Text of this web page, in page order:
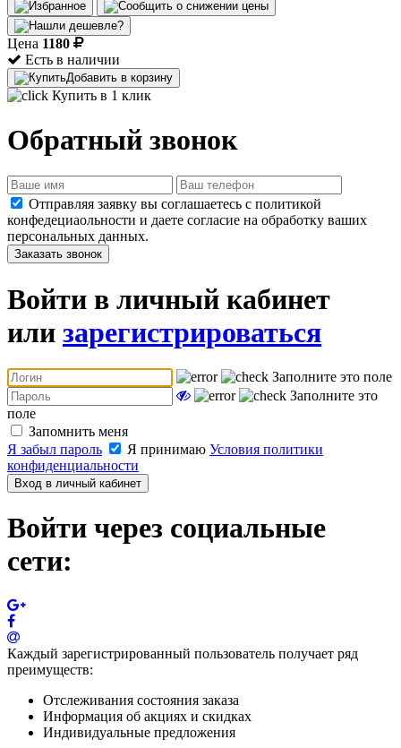
Цена 1180
Есть в наличии
Добавить в корзину
Купить в 1 клик
Обратный звонок
Отправляя заявку вы соглашаетесь с политикой
конфедециаольности и даете согласие на обработку ваших
персональных данных.
Заказать звонок
Войти в личный кабинет
или зарегистрироваться
Заполните это поле
Заполните это
поле
Запомнить меня
Я забыл пароль
Я принимаю Условия политики
конфиденциальности
Вход в личный кабинет
Войти через социальные
сети:
Каждый зарегистрированный пользователь получает ряд
преимуществ:
Отслеживания состояния заказа
Информация об акциях и скидках
Индивидуальные предложения